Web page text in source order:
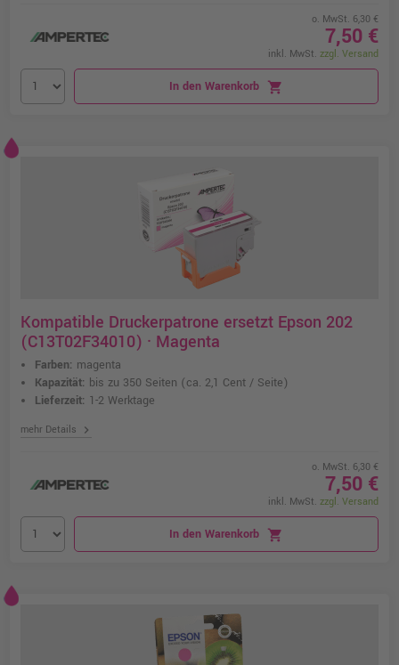
o. MwSt. 6,30 €
7,50 €
inkl. MwSt. zzgl. Versand
In den Warenkorb shopping_cart
Kompatible Druckerpatrone ersetzt Epson 202
(C13T02F34010) · Magenta
Farben: magenta
Kapazität: bis zu 350 Seiten (ca. 2,1 Cent / Seite)
Lieferzeit: 1-2 Werktage
mehr Details chevron_right
o. MwSt. 6,30 €
7,50 €
inkl. MwSt. zzgl. Versand
In den Warenkorb shopping_cart